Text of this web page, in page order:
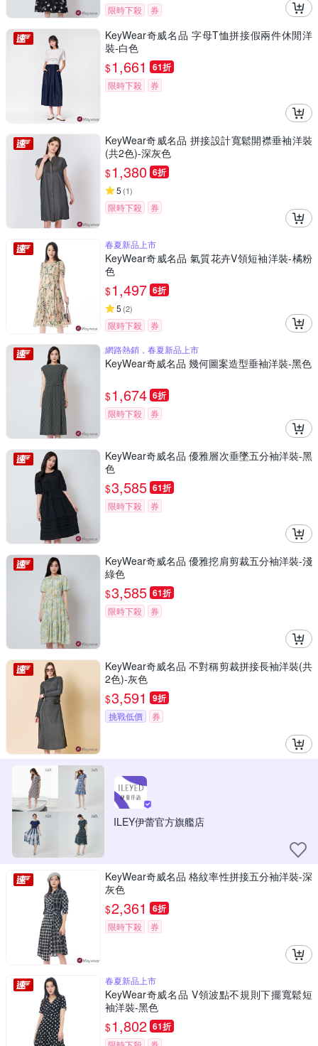
限時下殺 券
KeyWear奇威名品 字母T恤拼接假兩件休閒洋
裝-白色
$1,661 61折
限時下殺 券
KeyWear奇威名品 拼接設計寬鬆開襟垂袖洋裝
(共2色)-深灰色
$1,380 6折
5 (1)
限時下殺 券
春夏新品上市
KeyWear奇威名品 氣質花卉V領短袖洋裝-橘粉
色
$1,497 6折
5 (2)
限時下殺
券
網路熱銷，春夏新品上市
KeyWear奇威名品 幾何圖案造型垂袖洋裝-黑色
$1,674 6折
限時下殺 券
KeyWear奇威名品 優雅層次垂墜五分袖洋裝-黑
色
$3,585 61折
限時下殺 券
KeyWear奇威名品 優雅挖肩剪裁五分袖洋裝-淺
綠色
$3,585 61折
限時下殺 券
KeyWear奇威名品 不對稱剪裁拼接長袖洋裝(共
2色)-灰色
$3,591 9折
挑戰低價 券
ILEY伊蕾官方旗艦店
KeyWear奇威名品 格紋率性拼接五分袖洋裝-深
灰色
$2,361 6折
限時下殺 券
春夏新品上市
KeyWear奇威名品 V領波點不規則下擺寬鬆短
袖洋裝-黑色
$1,802 61折